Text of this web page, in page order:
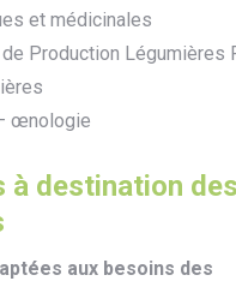
et médicinales
Production Légumières
œnologie
à destination des
aux besoins des